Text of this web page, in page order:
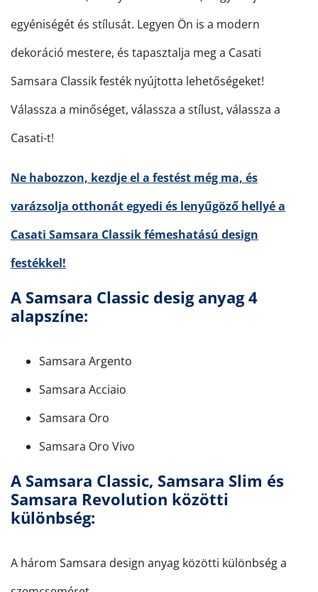
egyéniségét és stílusát. Legyen Ön is a modern
dekoráció mestere, és tapasztalja meg a Casati
Samsara Classik festék nyújtotta lehetőségeket!
Válassza a minőséget, válassza a stílust, válassza a
Casati-t!
Ne habozzon, kezdje el a festést még ma, és
varázsolja otthonát egyedi és lenyűgöző hellyé a
Casati Samsara Classik fémeshatású design
festékkel!
A Samsara Classic desig anyag 4
alapszíne:
Samsara Argento
Samsara Acciaio
Samsara Oro
Samsara Oro Vivo
A Samsara Classic, Samsara Slim és
Samsara Revolution közötti
különbség:
A három Samsara design anyag közötti különbség a